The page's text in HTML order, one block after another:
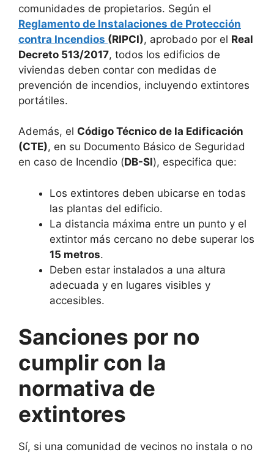
comunidades de propietarios. Según el
Reglamento de Instalaciones de Protección
contra Incendios (RIPCI), aprobado por el Real
Decreto 513/2017, todos los edificios de
viviendas deben contar con medidas de
prevención de incendios, incluyendo extintores
portátiles.
Además, el Código Técnico de la Edificación
(CTE), en su Documento Básico de Seguridad
en caso de Incendio (DB-SI), especifica que:
Los extintores deben ubicarse en todas
las plantas del edificio.
La distancia máxima entre un punto y el
extintor más cercano no debe superar los
15 metros.
Deben estar instalados a una altura
adecuada y en lugares visibles y
accesibles.
Sanciones por no
cumplir con la
normativa de
extintores
Sí, si una comunidad de vecinos no instala o no